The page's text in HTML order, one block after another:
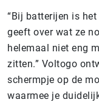
“Bij batterijen is
geeft over wat ze
helemaal niet eng
zitten.” Voltogo
schermpje op de
waarmee je